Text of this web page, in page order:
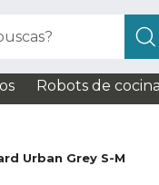
Robots de cocina
Urban Grey S-M